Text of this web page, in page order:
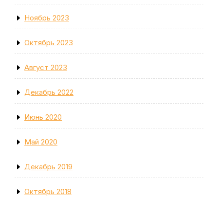
Ноябрь 2023
Октябрь 2023
Август 2023
Декабрь 2022
Июнь 2020
Май 2020
Декабрь 2019
Октябрь 2018